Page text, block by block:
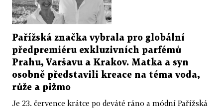
Pařížská značka vybrala pro globální
předpremiéru exkluzivních parfémů
Prahu, Varšavu a Krakov. Matka a syn
osobně představili kreace na téma voda,
růže a pižmo
Je 23. července krátce po deváté ráno a módní Pařížská